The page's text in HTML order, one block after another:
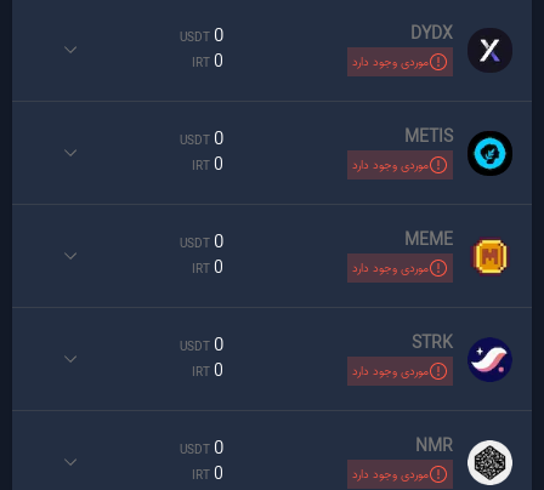
DYDX
موردی وجود دارد
0
USDT
0
IRT
METIS
موردی وجود دارد
0
USDT
0
IRT
MEME
موردی وجود دارد
0
USDT
0
IRT
STRK
موردی وجود دارد
0
USDT
0
IRT
NMR
موردی وجود دارد
0
USDT
0
IRT